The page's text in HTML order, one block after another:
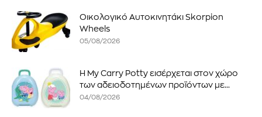
Οικολογικό Αυτοκινητάκι Skorpion
Wheels
05/08/2026
Η My Carry Potty εισέρχεται στον χώρο
των αδειοδοτημένων προϊόντων με...
04/08/2026